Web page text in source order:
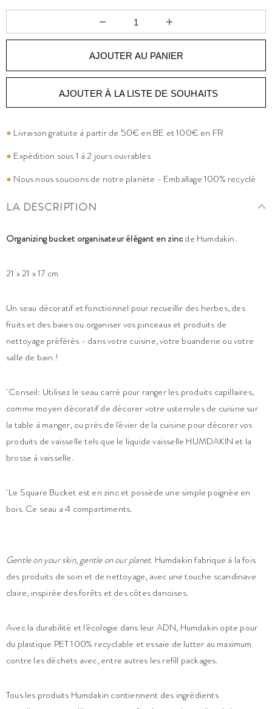
AJOUTER À LA LISTE DE SOUHAITS
● Livraison gratuite à partir de 50€ en BE et 100€ en FR
● Expédition sous 1 à 2 jours ouvrables
● Nous nous soucions de notre planète - Emballage 100% recyclé
LA DESCRIPTION
Organizing bucket organisateur élégant en zincde Humdakin.
21 x 21 x 17 cm
Un seau décoratif et fonctionnel pour recueillir des herbes, des
fruits et des baies ou organiser vos pinceaux et produits de
nettoyage préférés - dans votre cuisine, votre buanderie ou votre
salle de bain !
Conseil: Utilisez le seau carré pour ranger les produits capillaires,
comme moyen décoratif de décorer votre ustensiles de cuisine sur
la table à manger, ou près de l'évier de la cuisine pour décorer vos
produits de vaisselle tels que le liquide vaisselle HUMDAKIN et la
brosse à vaisselle.
Le Square Bucket est en zinc et possède une simple poignée en
bois. Ce seau a 4 compartiments.
Gentle on your skin, gentle on our planet. Humdakin fabrique à la fois
des produits de soin et de nettoyage, avec une touche scandinave
claire, inspirée des forêts et des côtes danoises.
Avec la durabilité et l'écologie dans leur ADN, Humdakin opte pour
du plastique PET 100% recyclable et essaie de lutter au maximum
contre les déchets avec, entre autres les refill packages.
Tous les produits Humdakin contiennent des ingrédients